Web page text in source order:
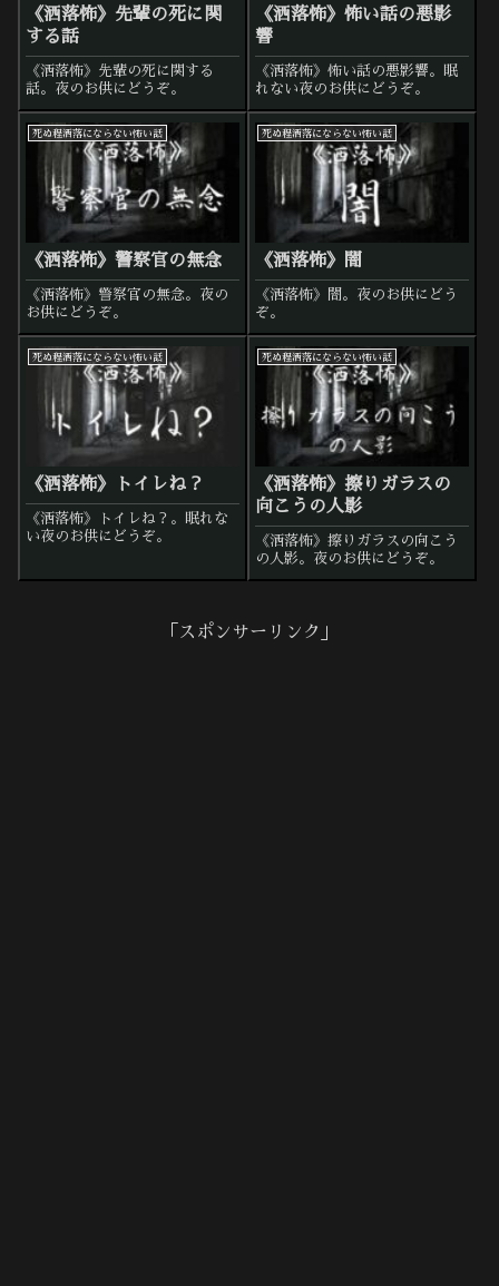
《洒落怖》先輩の死に関
する話
《洒落怖》先輩の死に関する
話。夜のお供にどうぞ。
《洒落怖》怖い話の悪影
響
《洒落怖》怖い話の悪影響。眠
れない夜のお供にどうぞ。
死ぬ程洒落にならない怖い話
《洒落怖》警察官の無念
《洒落怖》警察官の無念。夜の
お供にどうぞ。
死ぬ程洒落にならない怖い話
《洒落怖》闇
《洒落怖》闇。夜のお供にどう
ぞ。
死ぬ程洒落にならない怖い話
《洒落怖》トイレね？
《洒落怖》トイレね？。眠れな
い夜のお供にどうぞ。
死ぬ程洒落にならない怖い話
《洒落怖》擦りガラスの
向こうの人影
《洒落怖》擦りガラスの向こう
の人影。夜のお供にどうぞ。
「スポンサーリンク」